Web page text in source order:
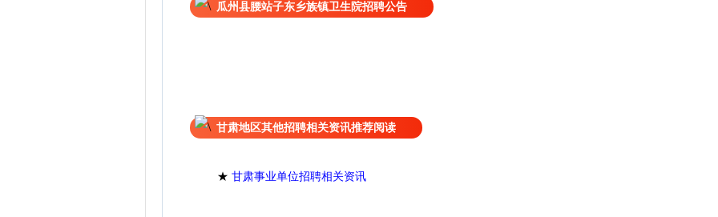
瓜州县腰站子东乡族镇卫生院招聘公告
甘肃地区其他招聘相关资讯推荐阅读
★ 甘肃事业单位招聘相关资讯